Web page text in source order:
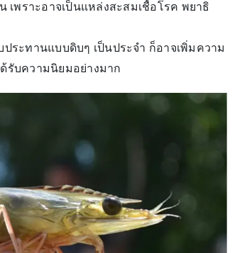
พราะอาจเป็นแหล่งสะสมเชื้อโรค พยาธิ
ะทานแบบดิบๆ เป็นประจำ ก็อาจเพิ่มความ
รับความนิยมอย่างมาก